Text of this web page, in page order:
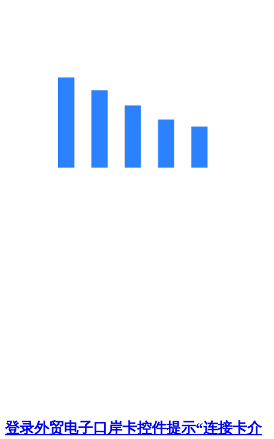
登录外贸电子口岸卡控件提示“连接卡介